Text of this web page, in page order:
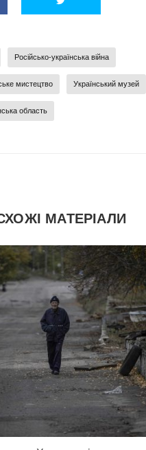
Російсько-українська війна
мистецтво Український музей
область
МАТЕРІАЛИ